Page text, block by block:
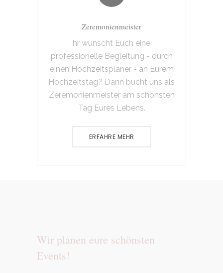
Zeremonienmeister
hr wünscht Euch eine
professionelle Begleitung - durch
einen Hochzeitsplaner - an Eurem
Hochzeitstag? Dann bucht uns als
Zeremonienmeister am schönsten
Tag Eures Lebens.
ERFAHRE MEHR
Wir planen eure schönsten
Events!